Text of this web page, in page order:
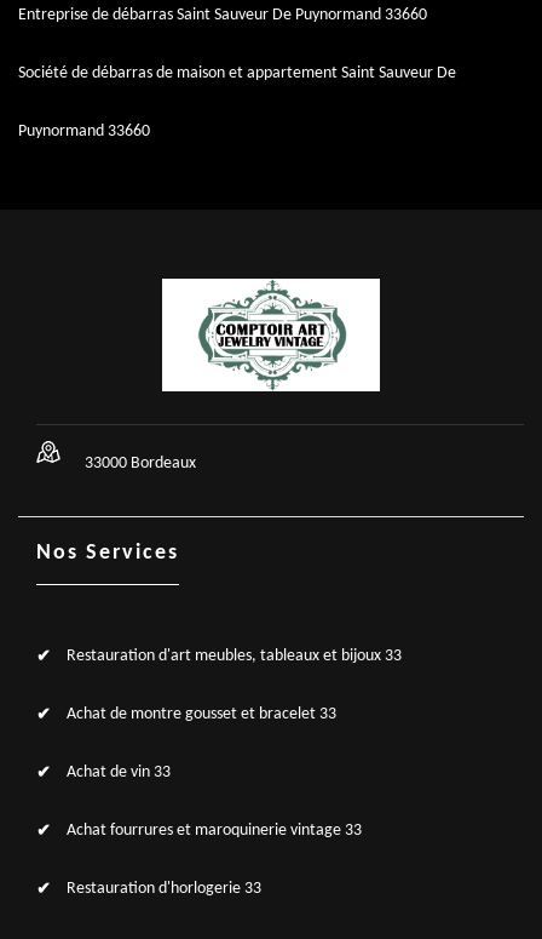
Entreprise de débarras Saint Sauveur De Puynormand 33660
Société de débarras de maison et appartement Saint Sauveur De
Puynormand 33660
33000 Bordeaux
Nos Services
Restauration d'art meubles, tableaux et bijoux 33
Achat de montre gousset et bracelet 33
Achat de vin 33
Achat fourrures et maroquinerie vintage 33
Restauration d'horlogerie 33